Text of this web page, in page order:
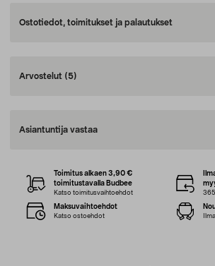
Ostotiedot, toimitukset ja palautukset
Arvostelut (5)
Asiantuntija vastaa
Toimitus alkaen 3,90 €
toimitustavalla Budbee
Katso toimitusvaihtoehdot
Maksuvaihtoehdot
Katso ostoehdot